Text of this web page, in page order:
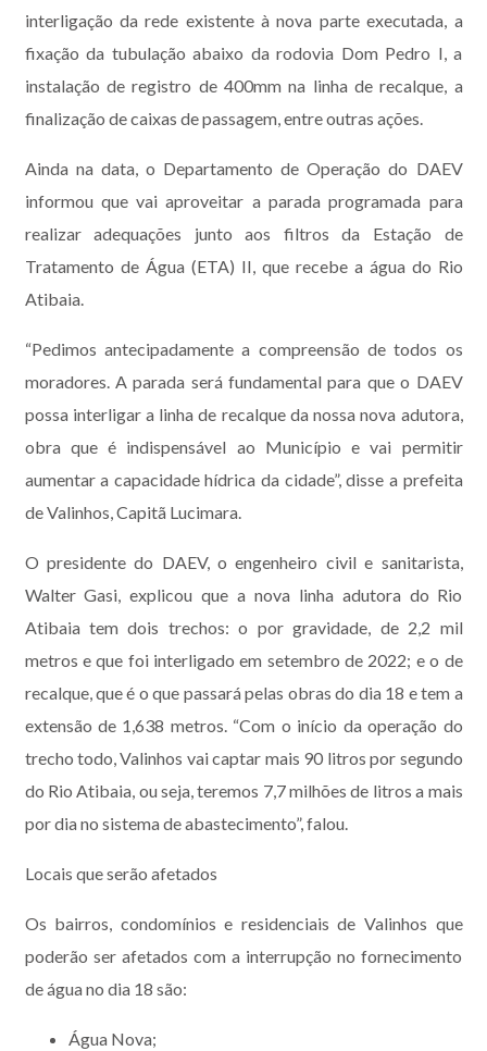
interligação da rede existente à nova parte executada, a
fixação da tubulação abaixo da rodovia Dom Pedro I, a
instalação de registro de 400mm na linha de recalque, a
finalização de caixas de passagem, entre outras ações.
Ainda na data, o Departamento de Operação do DAEV
informou que vai aproveitar a parada programada para
realizar adequações junto aos filtros da Estação de
Tratamento de Água (ETA) II, que recebe a água do Rio
Atibaia.
“Pedimos antecipadamente a compreensão de todos os
moradores. A parada será fundamental para que o DAEV
possa interligar a linha de recalque da nossa nova adutora,
obra que é indispensável ao Município e vai permitir
aumentar a capacidade hídrica da cidade”, disse a prefeita
de Valinhos, Capitã Lucimara.
O presidente do DAEV, o engenheiro civil e sanitarista,
Walter Gasi, explicou que a nova linha adutora do Rio
Atibaia tem dois trechos: o por gravidade, de 2,2 mil
metros e que foi interligado em setembro de 2022; e o de
recalque, que é o que passará pelas obras do dia 18 e tem a
extensão de 1,638 metros. “Com o início da operação do
trecho todo, Valinhos vai captar mais 90 litros por segundo
do Rio Atibaia, ou seja, teremos 7,7 milhões de litros a mais
por dia no sistema de abastecimento”, falou.
Locais que serão afetados
Os bairros, condomínios e residenciais de Valinhos que
poderão ser afetados com a interrupção no fornecimento
de água no dia 18 são:
Água Nova;